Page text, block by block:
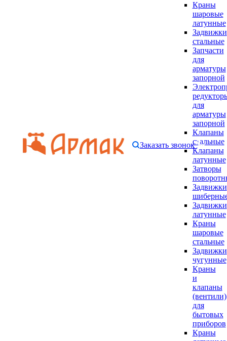
Краны
шаровые
латунные
Задвижки
стальные
Запчасти
для
арматуры
запорной
для
арматуры
запорной
Клапаны
стальные
Клапаны
латунные
Затворы
Задвижки
Задвижки
латунные
Краны
шаровые
стальные
Задвижки
чугунные
Краны
и
клапаны
(вентили)
для
бытовых
приборов
Краны
Заказать звонок